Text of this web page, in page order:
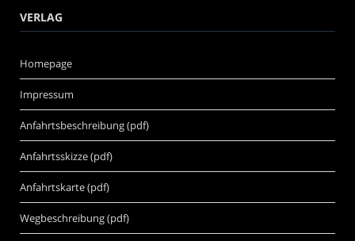
VERLAG
Homepage
Impressum
Anfahrtsbeschreibung (pdf)
Anfahrtsskizze (pdf)
Anfahrtskarte (pdf)
Wegbeschreibung (pdf)